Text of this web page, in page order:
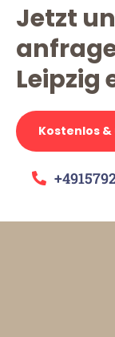
Jetzt
Leipzig
Kostenlos